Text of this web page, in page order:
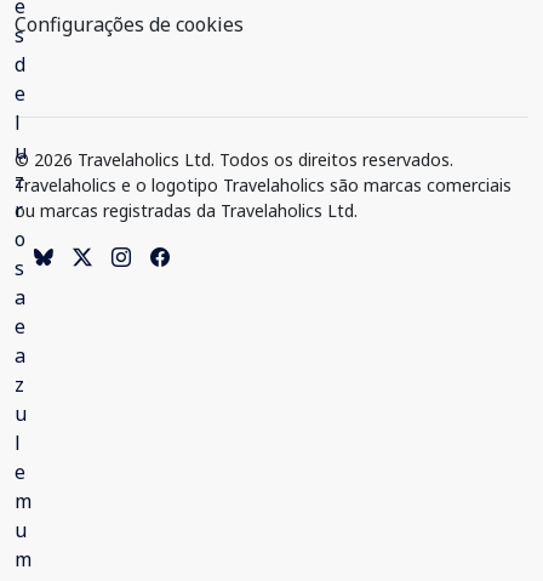
Configurações de cookies
© 2026 Travelaholics Ltd. Todos os direitos reservados.
Travelaholics e o logotipo Travelaholics são marcas comerciais
ou marcas registradas da Travelaholics Ltd.